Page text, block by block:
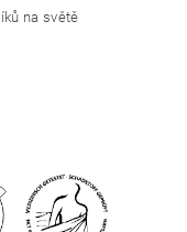
na světě